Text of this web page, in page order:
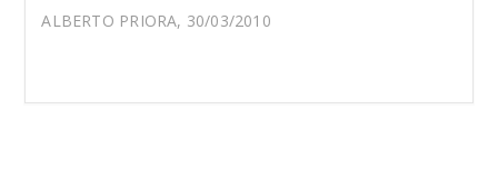
ALBERTO PRIORA, 30/03/2010